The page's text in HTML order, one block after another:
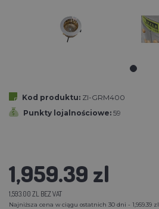
Kod produktu: ZI-GRM400
Punkty lojalnościowe: 59
1,959.39 zl
1,593.00 ZL BEZ VAT
Najniższa cena w ciągu ostatnich 30 dni - 1,959.39 zl